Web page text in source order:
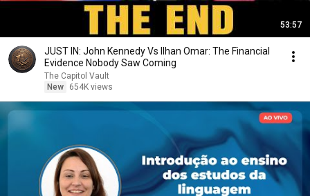
53:57
JUST IN: John Kennedy Vs Ilhan Omar: The Financial
Evidence Nobody Saw Coming
The Capitol Vault
New
654K views